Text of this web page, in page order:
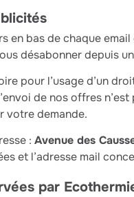
en bas de chaque
désabonner depuis
pour l’usage d’un
de nos offres
votre demande.
: Avenue des
et l’adresse mail
par